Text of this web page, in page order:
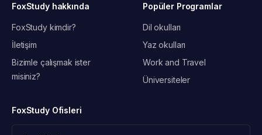
FoxStudy hakkında
FoxStudy kimdir?
İletişim
Bizimle çalışmak ister
misiniz?
Popüler Programlar
Dil okulları
Yaz okulları
Work and Travel
Üniversiteler
FoxStudy Ofisleri